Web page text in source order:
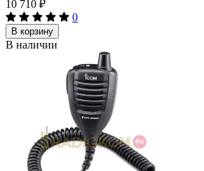
10 710 ₽
0
В корзину
В наличии